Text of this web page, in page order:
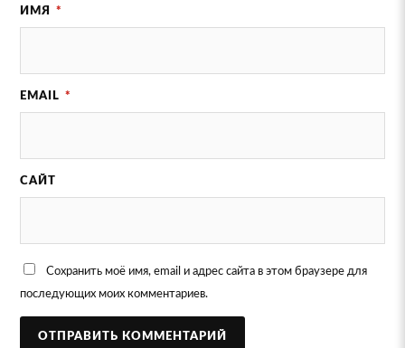
ИМЯ *
EMAIL *
САЙТ
Сохранить моё имя, email и адрес сайта в этом браузере для
последующих моих комментариев.